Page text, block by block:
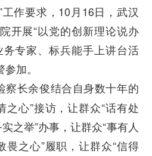
作要求，10月16日，武汉
开展“以党的创新理论说办
专家、标兵能手上讲台活
加。
察长余俊结合自身数十年的
之心”接访，让群众“话有处
之举”办事，让群众“事有人
畏之心”履职，让群众“信得